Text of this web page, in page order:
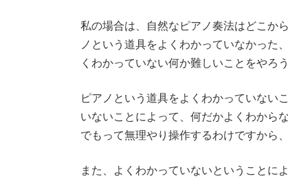
私の場合は、自然なピアノ奏法はどこか
ノという道具をよくわかっていなかった
くわかっていない何か難しいことをやろ
ピアノという道具をよくわかっていない
いないことによって、何だかよくわから
でもって無理やり操作するわけですから
また、よくわかっていないということに